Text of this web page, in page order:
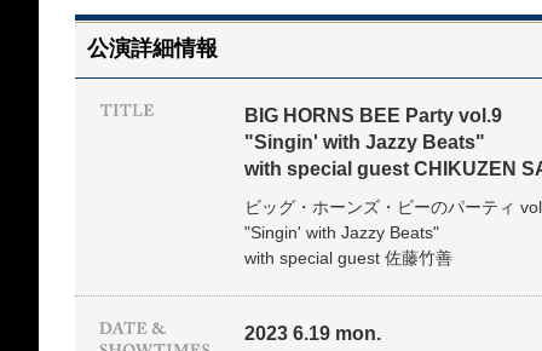
公演詳細情報
BIG HORNS BEE Party vol.9
"Singin' with Jazzy Beats"
with special guest CHIKUZEN
ビッグ・ホーンズ・ビーのパーティ
"Singin' with Jazzy Beats"
with special guest 佐藤竹善
2023 6.19 mon.